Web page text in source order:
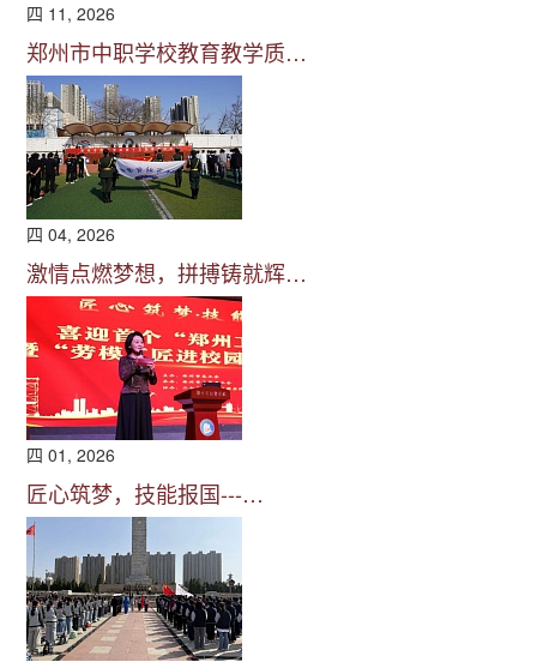
四 11, 2026
郑州市中职学校教育教学质…
四 04, 2026
激情点燃梦想，拼搏铸就辉…
四 01, 2026
匠心筑梦，技能报国---…